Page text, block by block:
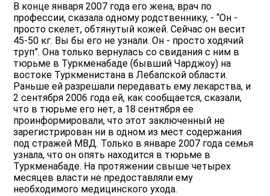
В конце января 2007 года его жена, врач по
профессии, сказала одному родственнику, - “Он -
просто скелет, обтянутый кожей. Сейчас он весит
45-50 кг. Вы бы его не узнали. Он - просто ходячий
труп”. Она только вернулась со свидания с ним в
тюрьме в Туркменабаде (бывший Чарджоу) на
востоке Туркменистана в Лебапской области.
Раньше ей разрешали передавать ему лекарства, и
2 сентября 2006 года ей, как сообщается, сказали,
что в тюрьме его нет, а 18 сентября ее
проинформировали, что этот заключенный не
зарегистрирован ни в одном из мест содержания
под стражей МВД. Только в январе 2007 года семья
узнала, что он опять находится в тюрьме в
Туркменабаде. На протяжении свыше четырех
месяцев власти не предоставляли ему
необходимого медицинского ухода.